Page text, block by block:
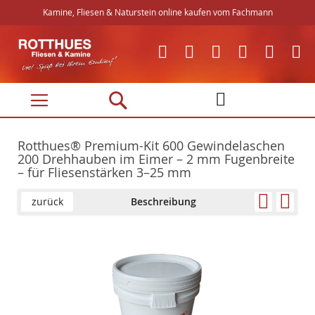
Kamine, Fliesen & Naturstein online kaufen vom Fachmann
Direkt
zum
Inhalt
Rotthues® Premium-Kit 600 Gewindelaschen
200 Drehhauben im Eimer – 2 mm Fugenbreite
– für Fliesenstärken 3–25 mm
zurück Beschreibung